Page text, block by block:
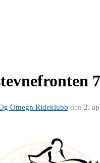
Omegn Rideklubb den 2.